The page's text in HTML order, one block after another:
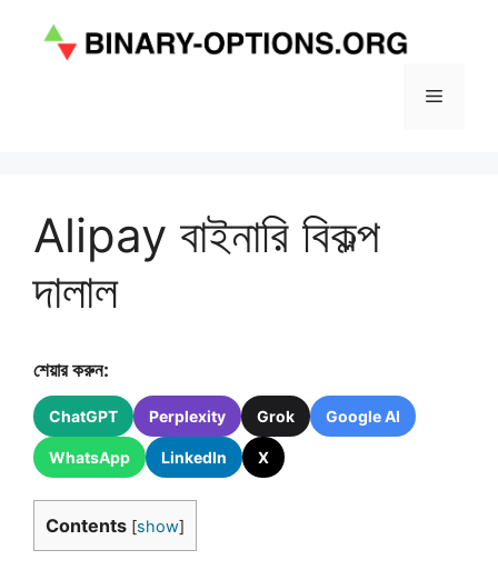
মেনু
Alipay বাইনারি বিকল্প
দালাল
শেয়ার করুন:
ChatGPT Perplexity Grok Google AI
WhatsApp LinkedIn X
Contents [show]